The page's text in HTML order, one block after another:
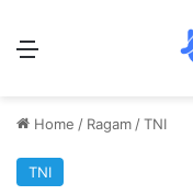
Menu
Home / Ragam /TNI
TNI